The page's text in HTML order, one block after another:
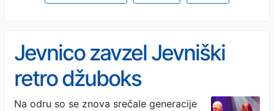
Jevnico zavzel Jevniški
retro džuboks
Na odru so se znova srečale generacije